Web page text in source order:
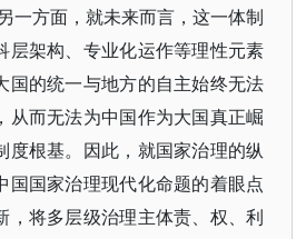
一方面，就未来而言，这一体制
层架构、专业化运作等理性元素
国的统一与地方的自主始终无法
从而无法为中国作为大国真正崛
度根基。因此，就国家治理的纵
国国家治理现代化命题的着眼点
，将多层级治理主体责、权、利